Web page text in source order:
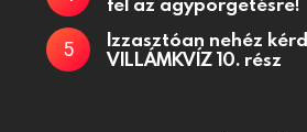
Izzasztóan nehéz
VILLÁMKVÍZ 10. rész